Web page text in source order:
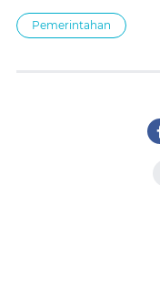
Pemerintahan